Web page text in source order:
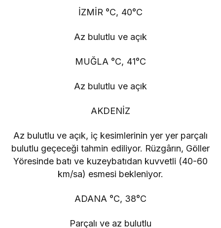
İZMİR °C, 40°C
Az bulutlu ve açık
MUĞLA °C, 41°C
Az bulutlu ve açık
AKDENİZ
Az bulutlu ve açık, iç kesimlerinin yer yer parçalı
bulutlu geçeceği tahmin ediliyor. Rüzgârın, Göller
Yöresinde batı ve kuzeybatıdan kuvvetli (40-60
km/sa) esmesi bekleniyor.
ADANA °C, 38°C
Parçalı ve az bulutlu